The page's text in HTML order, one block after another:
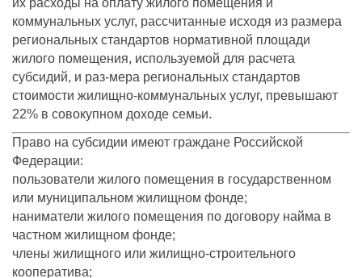
их расходы на оплату жилого помещения и
коммунальных услуг, рассчитанные исходя из размера
региональных стандартов нормативной площади
жилого помещения, используемой для расчета
субсидий, и раз-мера региональных стандартов
стоимости жилищно-коммунальных услуг, превышают
22% в совокупном доходе семьи.
Право на субсидии имеют граждане Российской
Федерации:
пользователи жилого помещения в государственном
или муниципальном жилищном фонде;
наниматели жилого помещения по договору найма в
частном жилищном фонде;
члены жилищного или жилищно-строительного
кооператива;